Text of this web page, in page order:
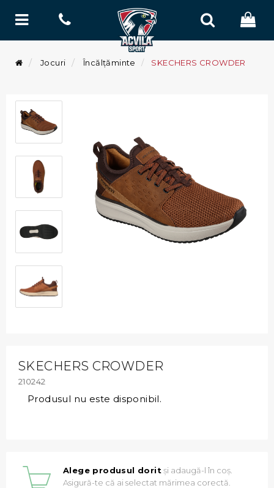
Jocuri Încălțăminte SKECHERS CROWDER
SKECHERS CROWDER
210242
Produsul nu este disponibil.
Alege produsul doritși adaugă-l în coș.
Asigură-te că ai selectat mărimea corectă.